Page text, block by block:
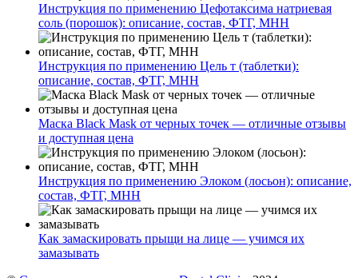
Инструкция по применению Цефотаксима натриевая
соль (порошок): описание, состав, ФТГ, МНН
Инструкция по применению Цель т (таблетки):
описание, состав, ФТГ, МНН
Маска Black Mask от черных точек — отличные отзывы
и доступная цена
Инструкция по применению Элоком (лосьон): описание,
состав, ФТГ, МНН
Как замаскировать прыщи на лице — учимся их
замазывать